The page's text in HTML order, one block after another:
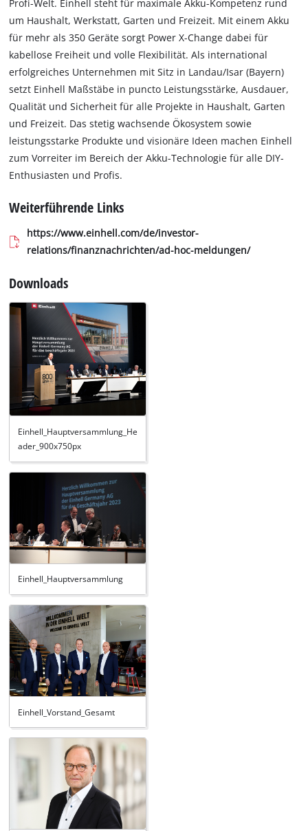
Profi-Welt. Einhell steht für maximale Akku-Kompetenz rund
um Haushalt, Werkstatt, Garten und Freizeit. Mit einem Akku
für mehr als 350 Geräte sorgt Power X-Change dabei für
kabellose Freiheit und volle Flexibilität. Als international
erfolgreiches Unternehmen mit Sitz in Landau/Isar (Bayern)
setzt Einhell Maßstäbe in puncto Leistungsstärke, Ausdauer,
Qualität und Sicherheit für alle Projekte in Haushalt, Garten
und Freizeit. Das stetig wachsende Ökosystem sowie
leistungsstarke Produkte und visionäre Ideen machen Einhell
zum Vorreiter im Bereich der Akku-Technologie für alle DIY-
Enthusiasten und Profis.
Weiterführende Links
https://www.einhell.com/de/investor-
relations/finanznachrichten/ad-hoc-meldungen/
Downloads
Einhell_Hauptversammlung_He
ader_900x750px
Einhell_Hauptversammlung
Einhell_Vorstand_Gesamt